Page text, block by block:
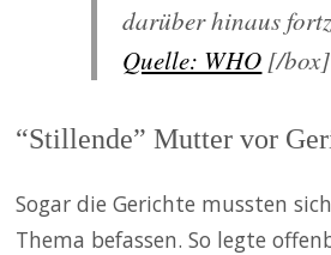
darüber hinaus
Quelle: WHO [/box]
“Stillende” Mutter vor
Sogar die Gerichte mussten
Thema befassen. So legte